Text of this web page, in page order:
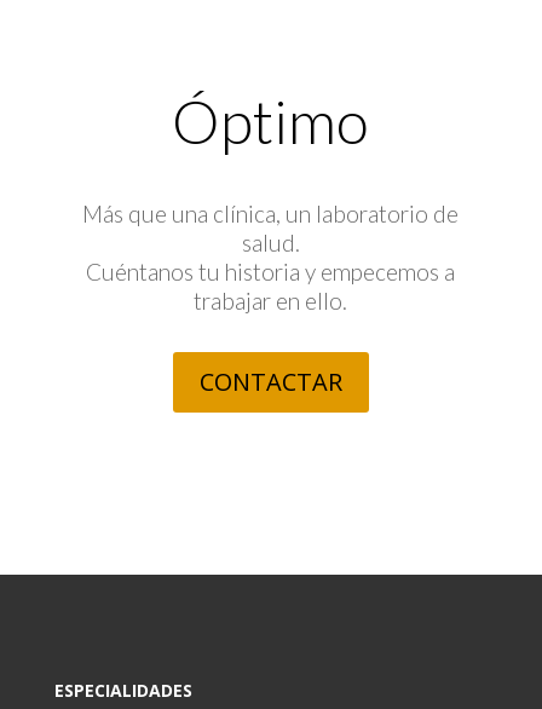
Óptimo
Más que una clínica, un laboratorio de
salud.
Cuéntanos tu historia y empecemos a
trabajar en ello.
CONTACTAR
ESPECIALIDADES